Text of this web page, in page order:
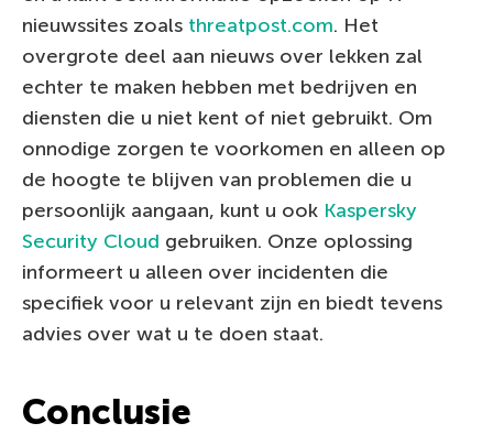
nieuwssites zoals threatpost.com. Het
overgrote deel aan nieuws over lekken zal
echter te maken hebben met bedrijven en
diensten die u niet kent of niet gebruikt. Om
onnodige zorgen te voorkomen en alleen op
de hoogte te blijven van problemen die u
persoonlijk aangaan, kunt u ook Kaspersky
Security Cloud gebruiken. Onze oplossing
informeert u alleen over incidenten die
specifiek voor u relevant zijn en biedt tevens
advies over wat u te doen staat.
Conclusie